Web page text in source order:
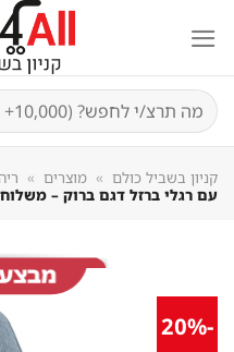
חיפוש
עבור:
קניון בשביל כולם מוצרים
עם רגלי ברזל דגם ברוק – משלוח